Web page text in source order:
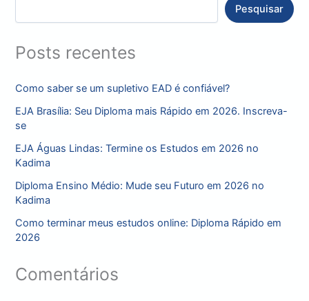
Pesquisar
Posts recentes
Como saber se um supletivo EAD é confiável?
EJA Brasília: Seu Diploma mais Rápido em 2026. Inscreva-
se
EJA Águas Lindas: Termine os Estudos em 2026 no
Kadima
Diploma Ensino Médio: Mude seu Futuro em 2026 no
Kadima
Como terminar meus estudos online: Diploma Rápido em
2026
Comentários